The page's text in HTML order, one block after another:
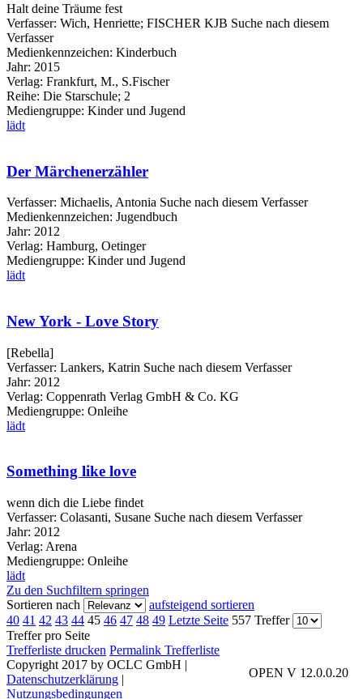
Halt deine Träume fest
Verfasser: Wich, Henriette; FISCHER KJB Suche nach diesem
Verfasser
Medienkennzeichen: Kinderbuch
Jahr: 2015
Verlag: Frankfurt, M., S.Fischer
Reihe: Die Starschule; 2
Mediengruppe: Kinder und Jugend
lädt
Der Märchenerzähler
Verfasser: Michaelis, Antonia Suche nach diesem Verfasser
Medienkennzeichen: Jugendbuch
Jahr: 2012
Verlag: Hamburg, Oetinger
Mediengruppe: Kinder und Jugend
lädt
New York - Love Story
[Rebella]
Verfasser: Lankers, Katrin Suche nach diesem Verfasser
Jahr: 2012
Verlag: Coppenrath Verlag GmbH & Co. KG
Mediengruppe: Onleihe
lädt
Something like love
wenn dich die Liebe findet
Verfasser: Colasanti, Susane Suche nach diesem Verfasser
Jahr: 2012
Verlag: Arena
Mediengruppe: Onleihe
lädt
Zu den Suchfiltern springen
Sortieren nach
aufsteigend sortieren
40 41 42 43 44 45 46 47 48 49 Letzte Seite 557 Treffer
Treffer pro Seite
Trefferliste drucken Permalink Trefferliste
OPEN V 12.0.0.20
Copyright 2017 by OCLC GmbH |
Datenschutzerklärung |
Nutzungsbedingungen